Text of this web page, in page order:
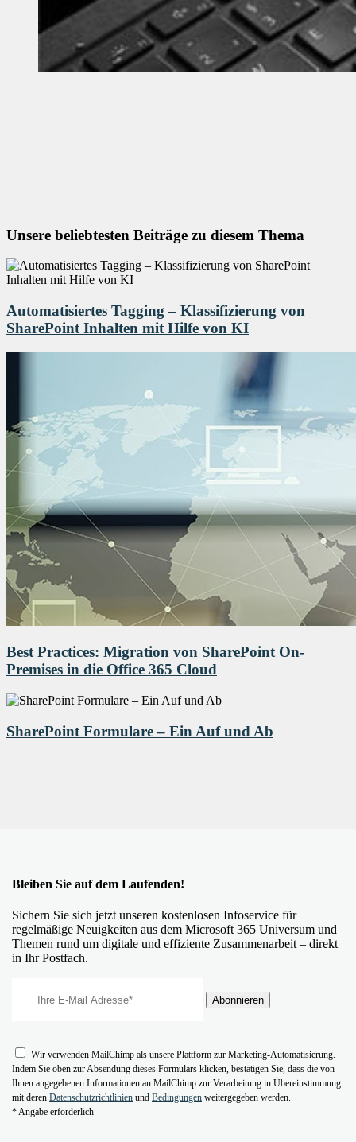
Unsere beliebtesten Beiträge zu diesem Thema
Automatisiertes Tagging – Klassifizierung von
SharePoint Inhalten mit Hilfe von KI
Best Practices: Migration von SharePoint On-
Premises in die Office 365 Cloud
SharePoint Formulare – Ein Auf und Ab
Bleiben Sie auf dem Laufenden!
Sichern Sie sich jetzt unseren kostenlosen Infoservice für
regelmäßige Neuigkeiten aus dem Microsoft 365 Universum und
Themen rund um digitale und effiziente Zusammenarbeit – direkt
in Ihr Postfach.
Wir verwenden MailChimp als unsere Plattform zur Marketing-Automatisierung.
Indem Sie oben zur Absendung dieses Formulars klicken, bestätigen Sie, dass die von
Ihnen angegebenen Informationen an MailChimp zur Verarbeitung in Übereinstimmung
mit deren Datenschutzrichtlinien und Bedingungen weitergegeben werden.
* Angabe erforderlich